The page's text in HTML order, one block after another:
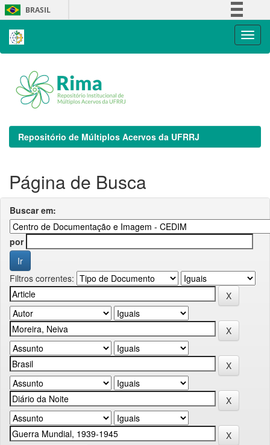
Skip
navigation
BRASIL
Repositório de Múltiplos Acervos da UFRRJ
Página de Busca
Buscar em:
por
Filtros correntes: